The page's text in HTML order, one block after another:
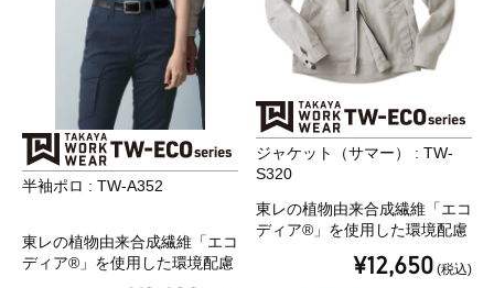
半袖ポロ : TW-A352
東レの植物由来合成繊維「エコ
ディア®」を使用した環境配慮
ジャケット（サマー） : TW-
S320
東レの植物由来合成繊維「エコ
ディア®」を使用した環境配慮
「軽い」「伸びる」「動きやす
¥12,650 (税込)